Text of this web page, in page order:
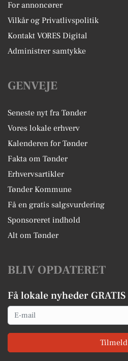
For annoncører
Vilkår og Privatlivspolitik
Kontakt VORES Digital
Administrer samtykke
GENVEJE
Seneste nyt fra Tønder
Vores lokale erhverv
Kalenderen for Tønder
Fakta om Tønder
Erhvervsartikler
Tønder Kommune
Få en gratis salgsvurdering
Sponsoreret indhold
Alt om Tønder
BLIV OPDATERET
Få lokale nyheder GRATIS
Email
Tilmeld